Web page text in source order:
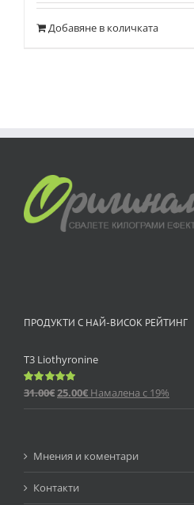
Добавяне в количката
ПРОДУКТИ С НАЙ-ВИСОК РЕЙТИНГ
T3 Liothyronine
Оценено
31.00€25.00€ Намалена с 19%
Мнения и коментари
Контакти